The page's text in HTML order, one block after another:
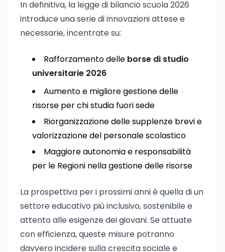
In definitiva, la legge di bilancio scuola 2026
introduce una serie di innovazioni attese e
necessarie, incentrate su:
Rafforzamento delle borse di studio
universitarie 2026
Aumento e migliore gestione delle
risorse per chi studia fuori sede
Riorganizzazione delle supplenze brevi e
valorizzazione del personale scolastico
Maggiore autonomia e responsabilità
per le Regioni nella gestione delle risorse
La prospettiva per i prossimi anni è quella di un
settore educativo più inclusivo, sostenibile e
attento alle esigenze dei giovani. Se attuate
con efficienza, queste misure potranno
davvero incidere sulla crescita sociale e